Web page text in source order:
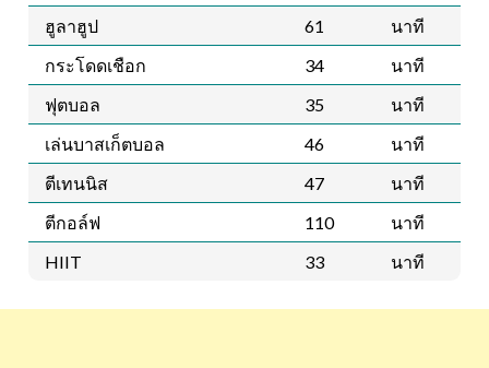
ฮูลาฮูป 61
นาที
กระโดดเชือก
34
นาที
ฟุตบอล
35
นาที
เล่นบาสเก็ตบอล
46
นาที
ตีเทนนิส
47
นาที
ตีกอล์ฟ
110
นาที
HIIT
33 นาที